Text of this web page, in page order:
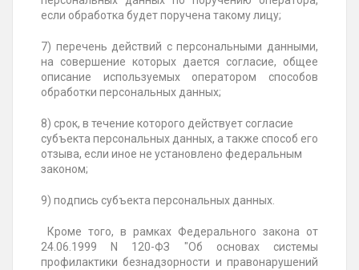
если обработка будет поручена такому лицу;
7) перечень действий с персональными данными,
на совершение которых дается согласие, общее
описание используемых оператором способов
обработки персональных данных;
8) срок, в течение которого действует согласие
субъекта персональных данных, а также способ его
отзыва, если иное не установлено федеральным
законом;
9) подпись субъекта персональных данных.
Кроме того, в рамках Федерального закона от
24.06.1999 N 120-ФЗ "Об основах системы
профилактики безнадзорности и правонарушений